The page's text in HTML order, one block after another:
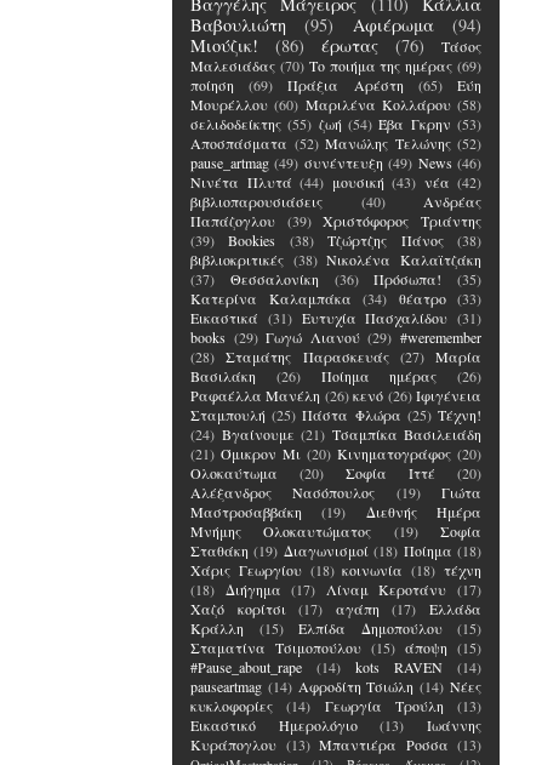
Βαβουλιώτη
(95) Αφιέρωμα
(94)
Μιούζικ!
(86) έρωτας (76)
Τάσος
Μαλεσιάδας (70) Το ποιήμα της ημέρας (69)
ποίηση
(69) Πράξια Αρέστη (65)
Εύη
Μουρέλλου (60) Μαριλένα Κολλάρου (58)
σελιδοδείκτης (55) ζωή (54) Έβα Γκρην (53)
Αποσπάσματα (52) Μανώλης Τελώνης (52)
pause_artmag (49) συνέντευξη (49) News (46)
Νινέτα Πλυτά (44) μουσική (43) νέα (42)
βιβλιοπαρουσιάσεις
(40)
Ανδρέας
Παπάζογλου
(39)
Χριστόφορος Τριάντης
(39)
Bookies (38) Τζώρτζης Πάνος
(38)
βιβλιοκριτικές (38) Νικολένα Καλαϊτζάκη
(37)
Θεσσαλονίκη (36) Πρόσωπα!
(35)
Κατερίνα Καλαμπάκα
(34) θέατρο (33)
Εικαστικά (31) Ευτυχία Πασχαλίδου (31)
books (29) Γωγώ Λιανού (29) #weremember
(28) Σταμάτης Παρασκευάς (27) Μαρία
Βασιλάκη
(26) Ποίημα ημέρας
(26)
Ραφαέλλα Μανέλη (26) κενό (26) Ιφιγένεια
Σταμπουλή (25) Πάστα Φλώρα (25) Τέχνη!
(24) Βγαίνουμε (21) Τσαμπίκα Βασιλειάδη
(21) Όμικρον Μι (20) Κινηματογράφος (20)
Ολοκαύτωμα
(20) Σοφία Ιττέ
(20)
Αλέξανδρος Νασόπουλος
(19)
Γιώτα
Μαστροσαββάκη
(19)
Διεθνής Ημέρα
Μνήμης Ολοκαυτώματος
(19)
Σοφία
Σταθάκη (19) Διαγωνισμοί (18) Ποίημα (18)
Χάρις Γεωργίου (18) κοινωνία (18) τέχνη
(18)
Διήγημα (17) Λίναμ Κεροτάνυ (17)
Χαζό κορίτσι
(17) αγάπη (17)
Ελλάδα
Κράλλη
(15) Ελπίδα Δημοπούλου
(15)
Σταματίνα Τσιμοπούλου (15) άποψη (15)
#Pause_about_rape
(14) kots RAVEN
(14)
pauseartmag (14) Αφροδίτη Τσιώλη (14) Νέες
κυκλοφορίες
(14) Γεωργία Τρούλη
(13)
Εικαστικό Ημερολόγιο
(13)
Ιωάννης
Κυράπογλου (13) Μπαντιέρα Ροσσα (13)